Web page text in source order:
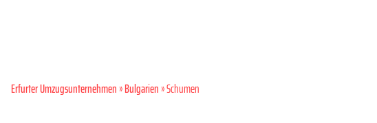
Erfurter Umzugsunternehmen»Bulgarien» Schumen